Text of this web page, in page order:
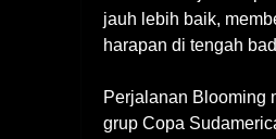
jauh lebih baik,
harapan di tengah
Perjalanan Blooming
grup Copa